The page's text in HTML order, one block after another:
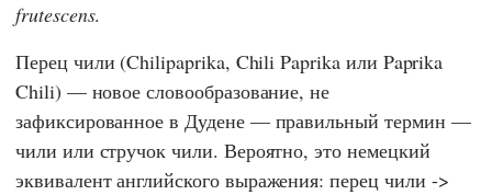
frutescens.
Перец чили (Chilipaprika, Chili Paprika или Paprika
Chili) — новое словообразование, не
зафиксированное в Дудене — правильный термин —
чили или стручок чили. Вероятно, это немецкий
эквивалент английского выражения: перец чили ->